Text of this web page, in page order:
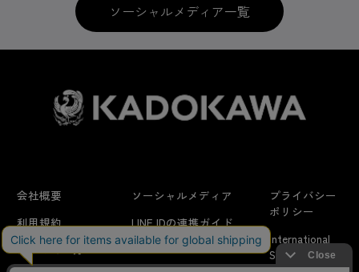
ソーシャルメディア一覧
会社概要
利用規約
はじめての方へ
ソーシャルメディア
LINE IDの連携ガイド
FAQ
プライバシー
ポリシー
International
Shipping